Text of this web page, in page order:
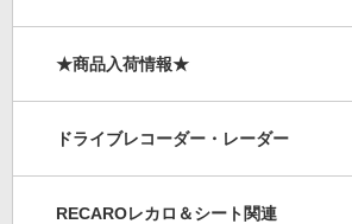
★商品入荷情報★
ドライブレコーダー・レーダー
RECAROレカロ＆シート関連